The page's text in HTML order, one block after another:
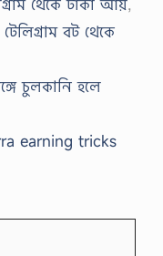
টেলিগ্রাম বট থেকে
চুলকানি হলে
earning tricks